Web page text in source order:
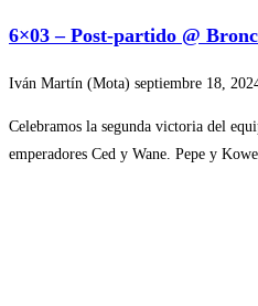
6×03 – Post-partido @
Iván Martín (Mota) septiembre 18,
Celebramos la segunda victoria del
emperadores Ced y Wane. Pepe y